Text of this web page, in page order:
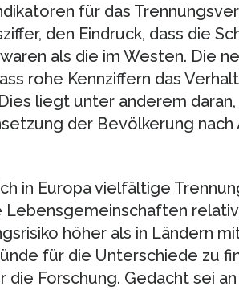
für das
den Eindruck, dass die
als die im Westen. Die
rohe Kennziffern das
liegt unter anderem daran,
der Bevölkerung nach
in Europa vielfältige
Lebensgemeinschaften
höher als in Ländern
für die Unterschiede zu
Forschung. Gedacht sei